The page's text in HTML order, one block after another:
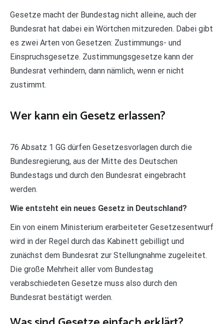
Gesetze macht der Bundestag nicht alleine, auch der
Bundesrat hat dabei ein Wörtchen mitzureden. Dabei gibt
es zwei Arten von Gesetzen: Zustimmungs- und
Einspruchsgesetze. Zustimmungsgesetze kann der
Bundesrat verhindern, dann nämlich, wenn er nicht
zustimmt.
Wer kann ein Gesetz erlassen?
76 Absatz 1 GG dürfen Gesetzesvorlagen durch die
Bundesregierung, aus der Mitte des Deutschen
Bundestags und durch den Bundesrat eingebracht
werden.
Wie entsteht ein neues Gesetz in Deutschland?
Ein von einem Ministerium erarbeiteter Gesetzesentwurf
wird in der Regel durch das Kabinett gebilligt und
zunächst dem Bundesrat zur Stellungnahme zugeleitet.
Die große Mehrheit aller vom Bundestag
verabschiedeten Gesetze muss also durch den
Bundesrat bestätigt werden.